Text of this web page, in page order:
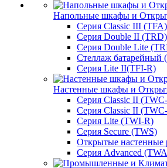
Напольные шкафы и
Серия Classic III (TFA)
Серия Double II (TRD)
Серия Double Lite
Стеллаж батарейный
Серия Lite II(TFI-R)
Настенные шкафы и
Серия Classic II
Серия Classic II
Серия Lite (TWI-R)
Серия Secure (TWS)
Открытые настенные
Серия Advanced